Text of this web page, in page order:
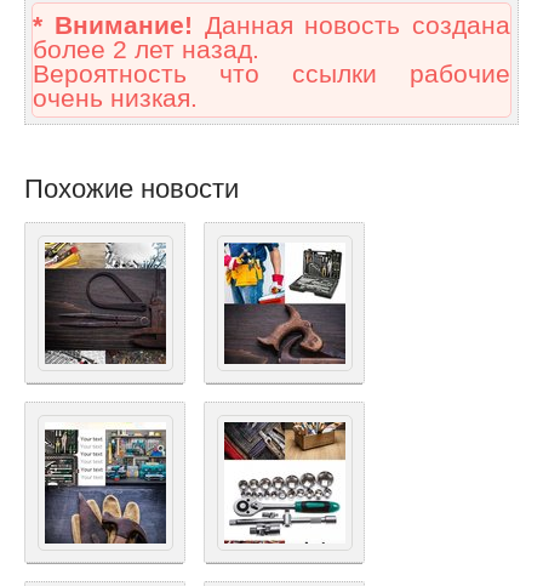
* Внимание! Данная новость создана
более 2 лет назад.
Вероятность что ссылки рабочие
очень низкая.
Похожие новости